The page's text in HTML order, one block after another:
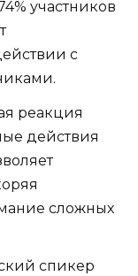
участников
с
реакция
действия
сложных
спикер